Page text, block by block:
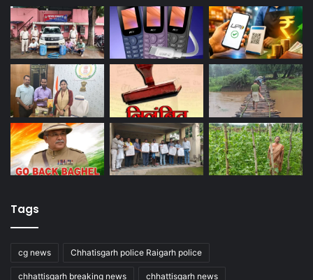
Tags
cg news Chhatisgarh police Raigarh police
chhattisgarh breaking news chhattisgarh news